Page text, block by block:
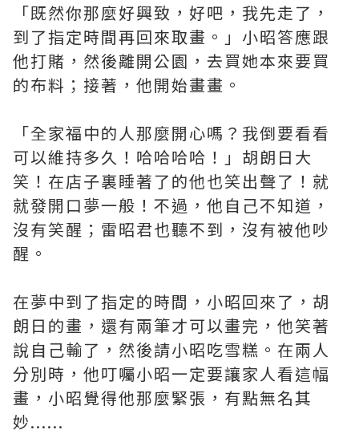
「既然你那麼好興致，好吧，我先走了，
到了指定時間再回來取畫。」小昭答應跟
他打賭，然後離開公園，去買她本來要買
的布料；接著，他開始畫畫。
「全家福中的人那麼開心嗎？我倒要看看
可以維持多久！哈哈哈哈！」胡朗日大
笑！在店子裏睡著了的他也笑出聲了！就
就發開口夢一般！不過，他自己不知道，
沒有笑醒；雷昭君也聽不到，沒有被他吵
醒。
在夢中到了指定的時間，小昭回來了，胡
朗日的畫，還有兩筆才可以畫完，他笑著
說自己輸了，然後請小昭吃雪糕。在兩人
分別時，他叮囑小昭一定要讓家人看這幅
畫，小昭覺得他那麼緊張，有點無名其
妙......